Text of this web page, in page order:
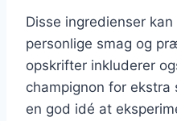
Disse ingredienser
personlige smag og
opskrifter inkluderer
champignon for ekstra
en god idé at